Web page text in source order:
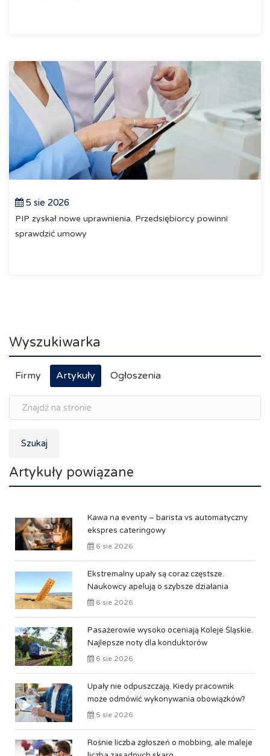
5 sie 2026
PIP zyskał nowe uprawnienia. Przedsiębiorcy powinni
sprawdzić umowy
Wyszukiwarka
Firmy Artykuły Ogłoszenia
Szukaj
Artykuły powiązane
Kawa na eventy – barista vs automatyczny
ekspres cateringowy
6 sie 2026
Ekstremalny upały są coraz częstsze.
Naukowcy apelują o szybsze działania
6 sie 2026
Pasażerowie wysoko oceniają Koleje Śląskie.
Najlepsze noty dla konduktorów
6 sie 2026
Upały nie odpuszczają. Kiedy pracownik
może odmówić wykonywania obowiązków?
5 sie 2026
Rośnie liczba zgłoszeń o mobbing, ale maleje